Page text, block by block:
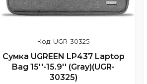
UGR-30325
Сумка UGREEN LP437 Laptop
Bag 15''-15.9'' (Gray)(UGR-
30325)